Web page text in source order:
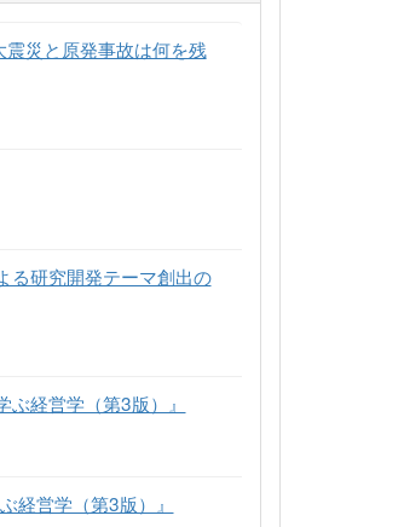
災と原発事故は何を残
る研究開発テーマ創出の
経営学（第3版）』
経営学（第3版）』